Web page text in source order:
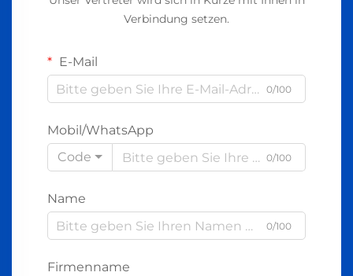
Verbindung setzen.
E-Mail
0/100
Mobil/WhatsApp
Code
0/100
Name
0/100
Firmenname